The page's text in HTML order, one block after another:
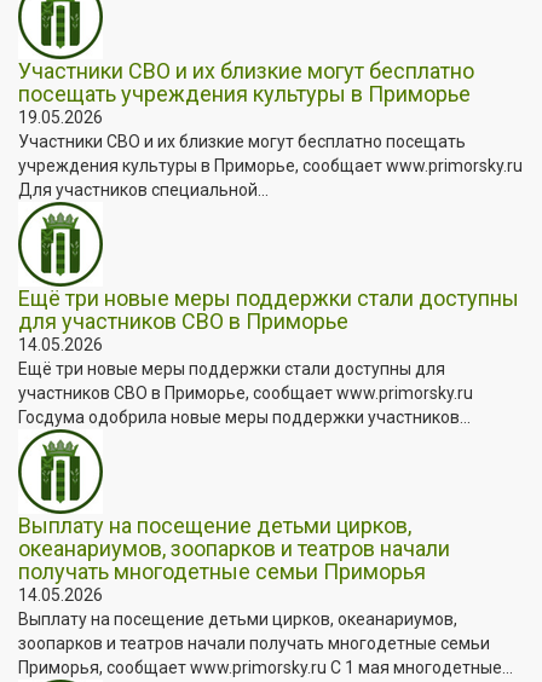
Участники СВО и их близкие могут бесплатно
посещать учреждения культуры в Приморье
19.05.2026
Участники СВО и их близкие могут бесплатно посещать
учреждения культуры в Приморье, сообщает www.primorsky.ru
Для участников специальной...
Ещё три новые меры поддержки стали доступны
для участников СВО в Приморье
14.05.2026
Ещё три новые меры поддержки стали доступны для
участников СВО в Приморье, сообщает www.primorsky.ru
Госдума одобрила новые меры поддержки участников...
Выплату на посещение детьми цирков,
океанариумов, зоопарков и театров начали
получать многодетные семьи Приморья
14.05.2026
Выплату на посещение детьми цирков, океанариумов,
зоопарков и театров начали получать многодетные семьи
Приморья, сообщает www.primorsky.ru С 1 мая многодетные...